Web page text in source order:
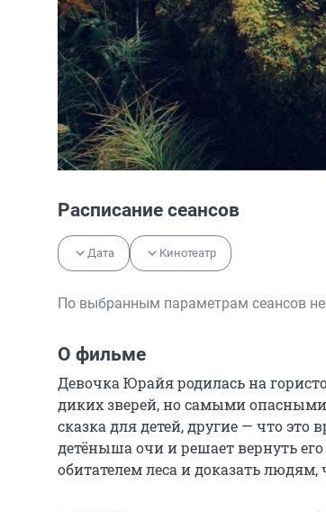
Расписание сеансов
Дата Кинотеатр
По выбранным параметрам сеансов
О фильме
Девочка Юрайя родилась на
диких зверей, но самыми
сказка для детей, другие — что
детёныша очи и решает вернуть
обитателем леса и доказать